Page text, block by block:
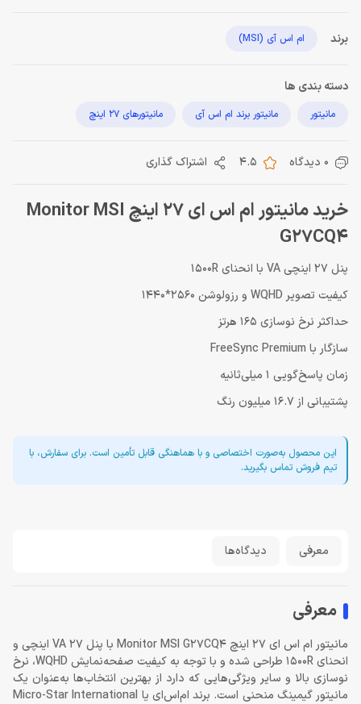
برند ام اس آی (MSI)
دسته بندی ها
مانیتور مانیتور برند ام اس آی مانیتورهای 27 اینچ
0 دیدگاه 4.5 اشتراک گذاری
خرید مانیتور ام اس ای 27 اینچ Monitor MSI
G27CQ4
پنل 27 اینچی VA با انحنای 1500R
کیفیت تصویر WQHD و رزولوشن 2560*1440
حداکثر نرخ نوسازی 165 هرتز
سازگار با FreeSync Premium
زمان پاسخ‌گویی 1 میلی‌ثانیه
پشتیبانی از 16.7 میلیون رنگ
این محصول به‌صورت اختصاصی و با هماهنگی قابل تأمین است. برای سفارش، با
تیم فروش تماس بگیرید.
معرفی دیدگاه‌ها
معرفی
مانیتور ام اس ای 27 اینچ Monitor MSI G27CQ4 با پنل VA 27 اینچی و
انحنای 1500R طراحی شده و با توجه به کیفیت صفحه‌نمایش WQHD، نرخ
نوسازی بالا و سایر ویژگی‌هایی که دارد از بهترین انتخاب‌ها به‌عنوان یک
مانیتور گیمینگ منحنی است. برند ام‌اس‌ای یا Micro-Star International